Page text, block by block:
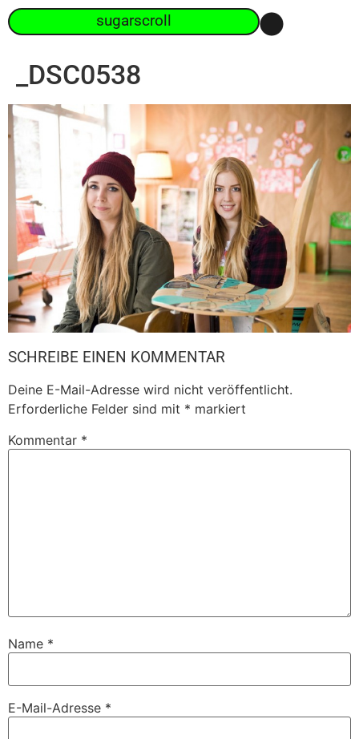
sugarscroll
_DSC0538
SCHREIBE EINEN KOMMENTAR
Deine E-Mail-Adresse wird nicht veröffentlicht.
Erforderliche Felder sind mit * markiert
Kommentar *
Name *
E-Mail-Adresse *